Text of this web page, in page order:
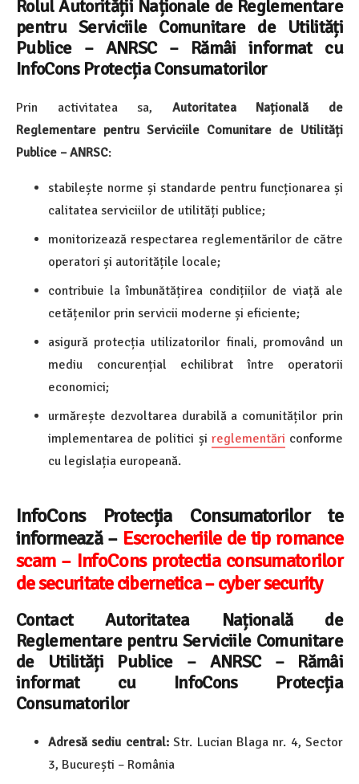
Rolul Autorității Naționale de Reglementare
pentru Serviciile Comunitare de Utilități
Publice – ANRSC – Rămâi informat cu
InfoCons Protecția Consumatorilor
Prin activitatea sa, Autoritatea Națională de
Reglementare pentru Serviciile Comunitare de Utilități
Publice – ANRSC:
stabilește norme și standarde pentru funcționarea și
calitatea serviciilor de utilități publice;
monitorizează respectarea reglementărilor de către
operatori și autoritățile locale;
contribuie la îmbunătățirea condițiilor de viață ale
cetățenilor prin servicii moderne și eficiente;
asigură protecția utilizatorilor finali, promovând un
mediu concurențial echilibrat între operatorii
economici;
urmărește dezvoltarea durabilă a comunităților prin
implementarea de politici și reglementări conforme
cu legislația europeană.
InfoCons Protecția Consumatorilor te
informează – Escrocheriile de tip romance
scam – InfoCons protectia consumatorilor
de securitate cibernetica – cyber security
Contact Autoritatea Națională de
Reglementare pentru Serviciile Comunitare
de Utilități Publice – ANRSC – Rămâi
informat cu InfoCons Protecția
Consumatorilor
Adresă sediu central:Str. Lucian Blaga nr. 4, Sector
3, București – România